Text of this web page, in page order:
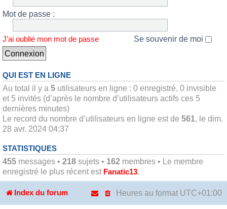
Mot de passe :
J’ai oublié mon mot de passe Se souvenir de moi
QUI EST EN LIGNE
Au total il y a 5 utilisateurs en ligne : 0 enregistré, 0 invisible
et 5 invités (d’après le nombre d’utilisateurs actifs ces 5
dernières minutes)
Le record du nombre d’utilisateurs en ligne est de 561, le dim.
28 avr. 2024 04:37
STATISTIQUES
455 messages • 218 sujets • 162 membres • Le membre
enregistré le plus récent est Fanatic13.
Index du forum Heures au format UTC+01:00